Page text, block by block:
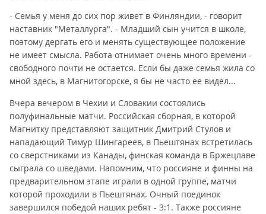
- Семья у меня до сих пор живет в Финляндии, - говорит
наставник "Металлурга". - Младший сын учится в школе,
поэтому дергать его и менять существующее положение
не имеет смысла. Работа отнимает очень много времени -
свободного почти не остается. Если бы даже семья жила со
мной здесь, в Магнитогорске, я бы не часто ее видел...
Вчера вечером в Чехии и Словакии состоялись
полуфинальные матчи. Российская сборная, в которой
Магнитку представляют защитник Дмитрий Стулов и
нападающий Тимур Шингареев, в Пьештянах встретилась
со сверстниками из Канады, финская команда в Бржецлаве
сыграла со шведами. Напомним, что россияне и финны на
предварительном этапе играли в одной группе, матчи
которой проходили в Пьештянах. Очный поединок
завершился победой наших ребят - 3:1. Также россияне